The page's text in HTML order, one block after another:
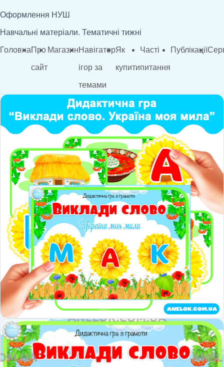
Оформлення НУШ
Навчальні матеріали. Тематичні тижні
ГоловнаПро
сайт
МагазинНавігатор
ігор за
темами
Як
купити
Часті
питання
Публікації